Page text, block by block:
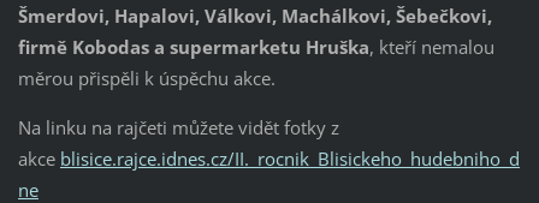
Šmerdovi, Hapalovi, Válkovi, Machálkovi, Šebečkovi,
firmě Kobodas a supermarketu Hruška, kteří nemalou
měrou přispěli k úspěchu akce.
Na linku na rajčeti můžete vidět fotky z
akce blisice.rajce.idnes.cz/II._rocnik_Blisickeho_hudebniho_d
ne